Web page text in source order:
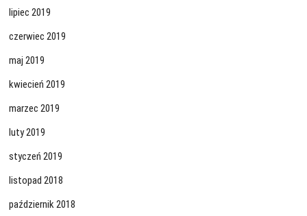
lipiec 2019
czerwiec 2019
maj 2019
kwiecień 2019
marzec 2019
luty 2019
styczeń 2019
listopad 2018
październik 2018